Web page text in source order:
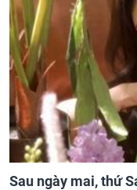
Sau ngày mai, thứ